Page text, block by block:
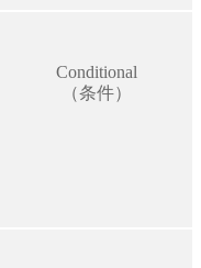
Conditional
（条件）